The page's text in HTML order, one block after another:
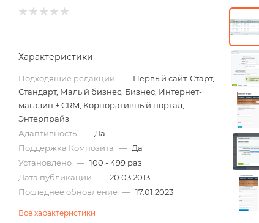
Характеристики
Подходящие редакции — Первый сайт, Старт,
Стандарт, Малый бизнес, Бизнес, Интернет-
магазин + CRM, Корпоративный портал,
Энтерпрайз
Адаптивность — Да
Поддержка Композита — Да
Установлено — 100 - 499 раз
Дата публикации — 20.03.2013
Последнее обновление — 17.01.2023
Все характеристики